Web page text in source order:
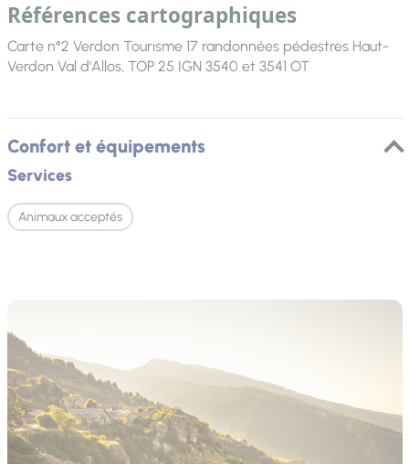
Références cartographiques
Carte n°2 Verdon Tourisme 17 randonnées pédestres Haut-
Verdon Val d'Allos, TOP 25 IGN 3540 et 3541 OT
Confort et équipements
Services
Animaux acceptés